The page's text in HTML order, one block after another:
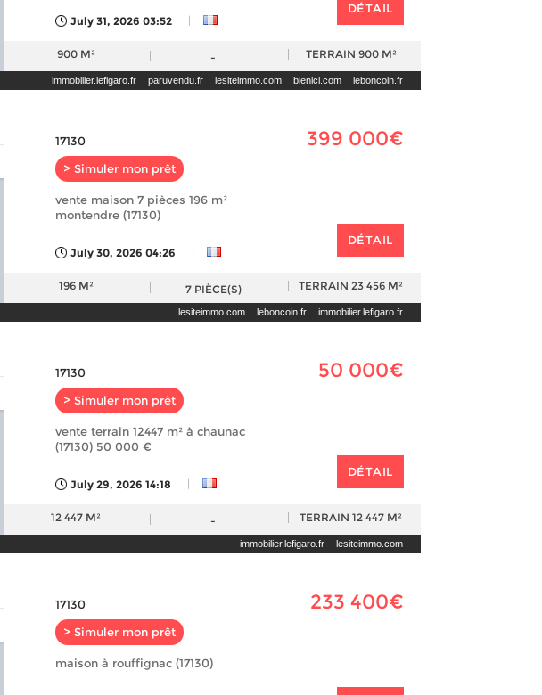
July 31, 2026 03:52 |
DÉTAIL
900 M² - TERRAIN 900 M²
immobilier.lefigaro.fr paruvendu.fr lesiteimmo.com bienici.com leboncoin.fr
17130
> Simuler mon prêt
399 000€
vente maison 7 pièces 196 m²
montendre (17130)
July 30, 2026 04:26 |
DÉTAIL
196 M² 7 PIÈCE(S) TERRAIN 23 456 M²
lesiteimmo.com leboncoin.fr immobilier.lefigaro.fr
17130
> Simuler mon prêt
50 000€
vente terrain 12447 m² à chaunac
(17130) 50 000 €
July 29, 2026 14:18 |
DÉTAIL
12 447 M² - TERRAIN 12 447 M²
immobilier.lefigaro.fr lesiteimmo.com
17130
> Simuler mon prêt
233 400€
maison à rouffignac (17130)